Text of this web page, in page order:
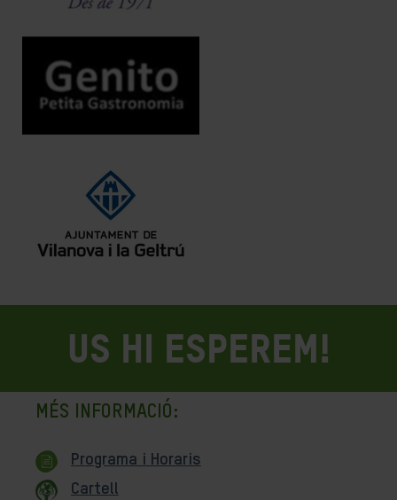
US HI ESPEREM!
MÉS INFORMACIÓ:
Programa i Horaris
Cartell